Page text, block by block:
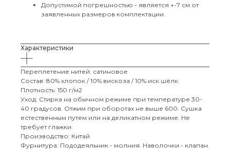
Допустимой погрешностью - является +-7 см от
заявленных размеров комплектации.
Характеристики
Переплетение нитей: сатиновое
Состав: 80% хлопок / 10% вискоза / 10% иск шёлк
Плотность: 150 г/м2
Уход: Стирка на обычном режиме при температуре 30-
40 градусов. Отжим при оборотах не выше 600. Сушка
естественным путем или на деликатном режиме. Не
требует глажки.
Производство: Китай
Фурнитура: Пододеяльник - молния. Наволочки - клапан.